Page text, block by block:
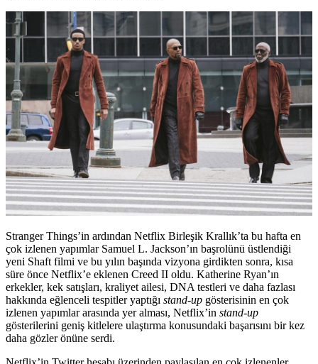
Stranger Things’in ardından Netflix Birleşik Krallık’ta bu hafta en
çok izlenen yapımlar Samuel L. Jackson’ın başrolünü üstlendiği
yeni Shaft filmi ve bu yılın başında vizyona girdikten sonra, kısa
süre önce Netflix’e eklenen Creed II oldu. Katherine Ryan’ın
erkekler, kek satışları, kraliyet ailesi, DNA testleri ve daha fazlası
hakkında eğlenceli tespitler yaptığı stand-up gösterisinin en çok
izlenen yapımlar arasında yer alması, Netflix’in stand-up
gösterilerini geniş kitlelere ulaştırma konusundaki başarısını bir kez
daha gözler önüne serdi.